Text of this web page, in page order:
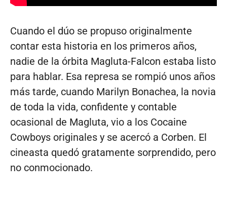
Cuando el dúo se propuso originalmente
contar esta historia en los primeros años,
nadie de la órbita Magluta-Falcon estaba listo
para hablar. Esa represa se rompió unos años
más tarde, cuando Marilyn Bonachea, la novia
de toda la vida, confidente y contable
ocasional de Magluta, vio a los Cocaine
Cowboys originales y se acercó a Corben. El
cineasta quedó gratamente sorprendido, pero
no conmocionado.